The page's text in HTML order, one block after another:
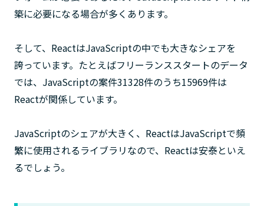
築に必要になる場合が多くあります。
そして、ReactはJavaScriptの中でも大きなシェアを
誇っています。たとえばフリーランススタートのデータ
では、JavaScriptの案件31328件のうち15969件は
Reactが関係しています。
JavaScriptのシェアが大きく、ReactはJavaScriptで頻
繁に使用されるライブラリなので、Reactは安泰といえ
るでしょう。